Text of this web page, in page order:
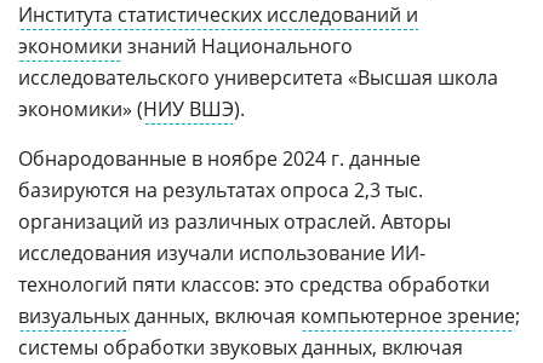
Института статистических исследований и
экономики знаний Национального
исследовательского университета «Высшая школа
экономики» (НИУ ВШЭ).
Обнародованные в ноябре 2024 г. данные
базируются на результатах опроса 2,3 тыс.
организаций из различных отраслей. Авторы
исследования изучали использование ИИ-
технологий пяти классов: это средства обработки
визуальныхданных, включая компьютерное зрение;
системы обработки звуковых данных, включая